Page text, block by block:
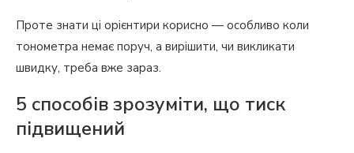
Проте знати ці орієнтири корисно — особливо коли
тонометра немає поруч, а вирішити, чи викликати
швидку, треба вже зараз.
5 способів зрозуміти, що тиск
підвищений